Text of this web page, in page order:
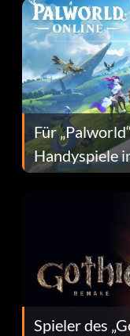
Für
Handyspiele
dafür.
Spieler des